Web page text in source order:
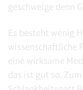
geschweige denn
Es besteht wenig
wissenschaftliche
eine wirksame
das ist gut so.